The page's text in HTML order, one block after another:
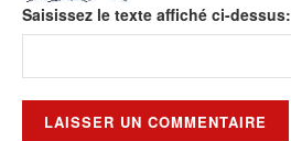
Saisissez le texte affiché ci-dessus: